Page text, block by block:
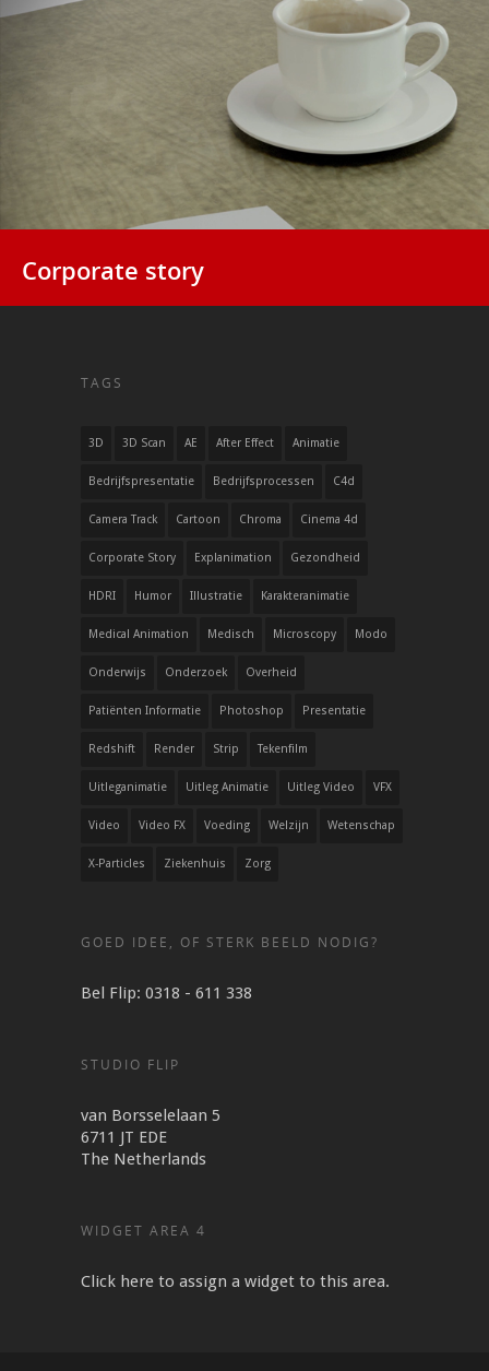
Corporate story
TAGS
3D 3D Scan AE After Effect Animatie
Bedrijfspresentatie Bedrijfsprocessen C4d
Camera Track Cartoon Chroma Cinema 4d
Corporate Story Explanimation Gezondheid
HDRI Humor Illustratie Karakteranimatie
Medical Animation Medisch Microscopy Modo
Onderwijs Onderzoek Overheid
Patiënten Informatie Photoshop Presentatie
Redshift Render Strip Tekenfilm
Uitleganimatie Uitleg Animatie Uitleg Video VFX
Video Video FX Voeding Welzijn Wetenschap
X-Particles Ziekenhuis Zorg
GOED IDEE, OF STERK BEELD NODIG?
Bel Flip: 0318 - 611 338
STUDIO FLIP
van Borsselelaan 5
6711 JT EDE
The Netherlands
WIDGET AREA 4
Click here to assign a widget to this area.